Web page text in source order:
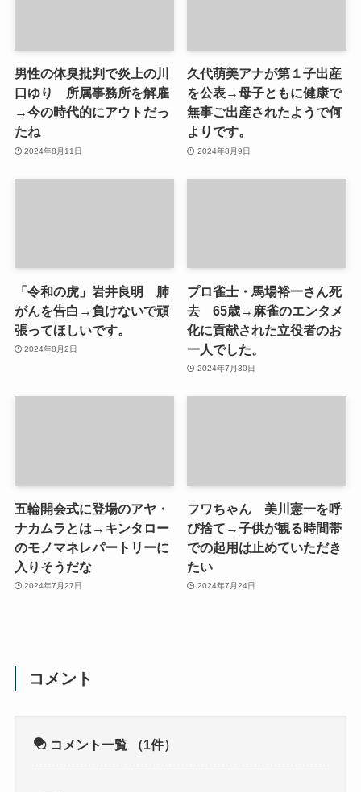
男性の体臭批判で炎上の川
口ゆり 所属事務所を解雇
→今の時代的にアウトだっ
たね
2024年8月11日
久代萌美アナが第１子出産
を公表→母子ともに健康で
無事ご出産されたようで何
よりです。
2024年8月9日
「令和の虎」岩井良明 肺
がんを告白→負けないで頑
張ってほしいです。
2024年8月2日
プロ雀士・馬場裕一さん死
去 65歳→麻雀のエンタメ
化に貢献された立役者のお
一人でした。
2024年7月30日
五輪開会式に登場のアヤ・
ナカムラとは→キンタロー
のモノマネレパートリーに
入りそうだな
2024年7月27日
フワちゃん 美川憲一を呼
び捨て→子供が観る時間帯
での起用は止めていただき
たい
2024年7月24日
コメント
コメント一覧 （1件）